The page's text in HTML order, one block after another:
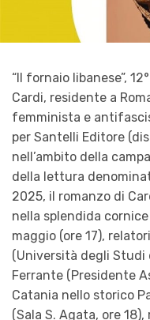
“Il fornaio libanese”,
Cardi, residente a
femminista e
per Santelli Editore
nell’ambito della
della lettura
2025, il romanzo di
nella splendida
maggio (ore 17),
(Università degli Studi
Ferrante (Presidente
Catania nello storico
(Sala S. Agata, ore